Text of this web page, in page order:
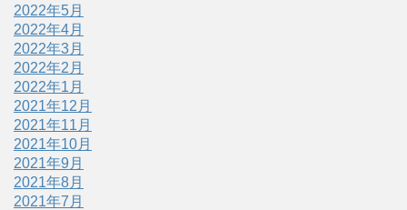
2022年5月
2022年4月
2022年3月
2022年2月
2022年1月
2021年12月
2021年11月
2021年10月
2021年9月
2021年8月
2021年7月